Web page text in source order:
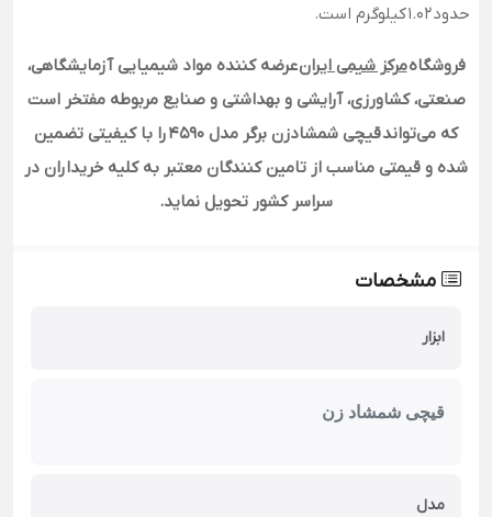
حدود 1.02 کیلوگرم است.
فروشگاهمرکز شیمی ایرانعرضه کننده مواد شیمیایی آزمایشگاهی،
صنعتی، کشاورزی، آرایشی و بهداشتی و صنایع مربوطه مفتخر است
که می‌تواند قیچی شمشادزن برگر مدل 4590 را با کیفیتی تضمین
شده و قیمتی مناسب از تامین کنندگان معتبر به کلیه خریداران در
سراسر کشور تحویل نماید.
مشخصات
ابزار
قیچی شمشاد زن
مدل